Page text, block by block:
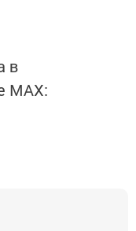
в
MАХ: